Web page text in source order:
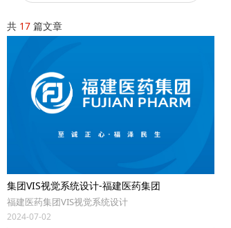
共 17 篇文章
集团VIS视觉系统设计-福建医药集团
福建医药集团VIS视觉系统设计
2024-07-02